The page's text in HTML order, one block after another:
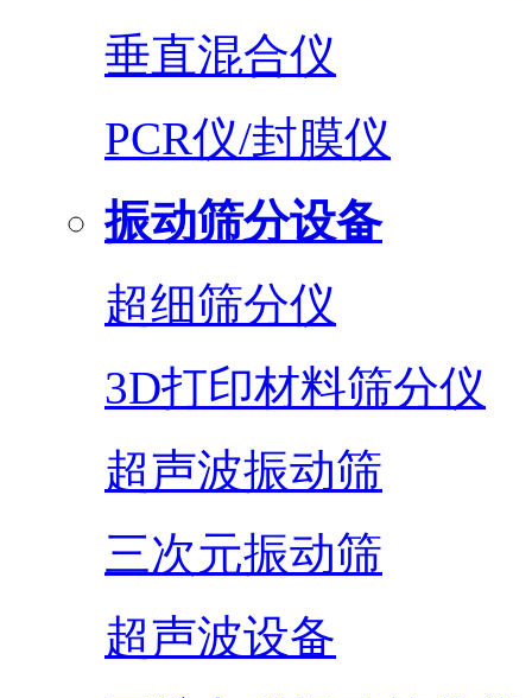
垂直混合仪
PCR仪/封膜仪
振动筛分设备
超细筛分仪
3D打印材料筛分仪
超声波振动筛
三次元振动筛
超声波设备